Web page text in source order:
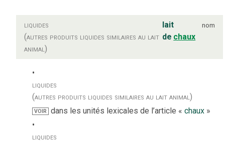
liquides
(autres produits liquides similaires au lait
animal)
lait
de chaux
nom
liquides
(autres produits liquides similaires au lait animal)
VOIR dans les unités lexicales de l’article «chaux »
liquides